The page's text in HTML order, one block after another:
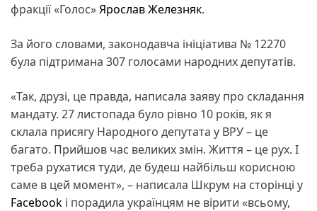
фракції «Голос»Ярослав Железняк.
За його словами, законодавча ініціатива № 12270
була підтримана 307 голосами народних депутатів.
«Так, друзі, це правда, написала заяву про складання
мандату. 27 листопада було рівно 10 років, як я
склала присягу Народного депутата у ВРУ – це
багато. Прийшов час великих змін. Життя – це рух. І
треба рухатися туди, де будеш найбільш корисною
саме в цей момент», – написала Шкрум на сторінці у
Facebook і порадила українцям не вірити «всьому,